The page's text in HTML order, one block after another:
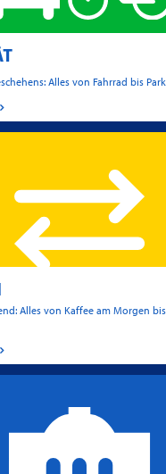
Alles von Fahrrad bis
Alles von Kaffee am Morgen